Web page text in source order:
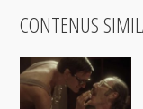
CONTENUS